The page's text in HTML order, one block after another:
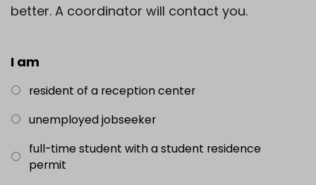
better. A coordinator will contact you.
I am
resident of a reception center
unemployed jobseeker
full-time student with a student residence
permit